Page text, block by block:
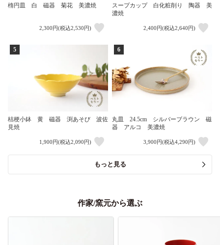
楕円皿 白 磁器 菊花 美濃焼
2,300円(税込2,530円)
スープカップ 白化粧削り 陶器 美
濃焼
2,400円(税込2,640円)
5
桔梗小鉢 黄 磁器 渕あそび 波佐
見焼
1,900円(税込2,090円)
6
丸皿 24.5cm シルバーブラウン 磁
器 アルコ 美濃焼
3,900円(税込4,290円)
もっと見る
作家/窯元から選ぶ